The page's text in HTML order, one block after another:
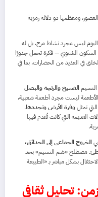
ومعظمها ذو دلالة رمزية
اليوم ليس مجرد نشاط مرح، بل له
السكون الشتوي — فكرة تحمل جذورًا
في العديد من الحضارات، بما في
الفسيخ والرنجة والبصل
ليست مجرد أطعمة شعبية،
تمثلوفرة الأرض وتجددها.
القديمة التي كانت تُقدم فيها
الخروج الجماعي إلى الحدائق،
. مصطلح «شم النسيم» بحد
بشكل مباشر بـ «الطبيعة
تحليل ثقافي